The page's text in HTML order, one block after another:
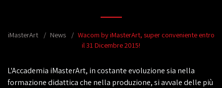
iMasterArt News
Wacom by iMasterArt, super conveniente entro
il 31 Dicembre 2015!
L'Accademia iMasterArt, in costante evoluzione sia nella
formazione didattica che nella produzione, si avvale delle più